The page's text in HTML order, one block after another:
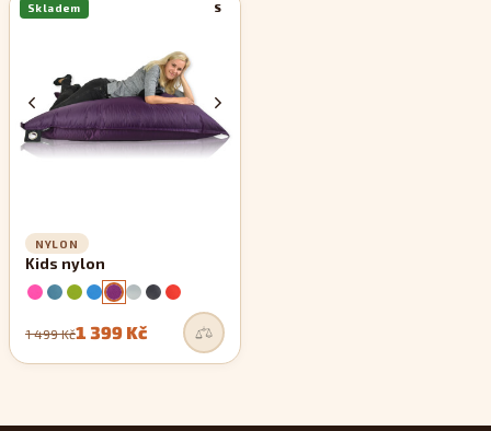
S
Skladem
NYLON
Kids nylon
1 499 Kč1 399 Kč